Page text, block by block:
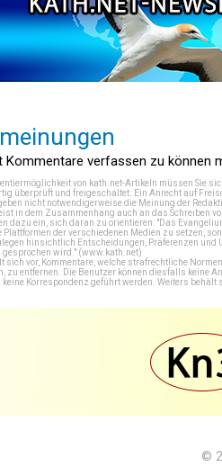
Kommentare verfassen zu können
von kath.net-Artikeln müssen Sie
überprüft und freigeschaltet. Ein Anrecht auf
nicht notwendigerweise die Meinung der
in dem Zusammenhang auch an das Schreiben
dazu ein, sich daran zu orientieren: "Das
Plattformen der verschiedenen Medien zu setzen,
hinsichtlich Entscheidungen, Präferenzen
wird." (www.kath.net)
sich vor, Kommentare, welche strafrechtliche
zu entfernen. Die Benutzer können diesfalls keine
keine Korrespondenz geführt werden. Weiters
©